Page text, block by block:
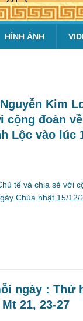
HÌNH ẢNH
Kim
cộng đoàn
Lộc vào lúc
tế và chia sẻ với
Chúa nhật 15/
ngày : Thứ
21, 23-27